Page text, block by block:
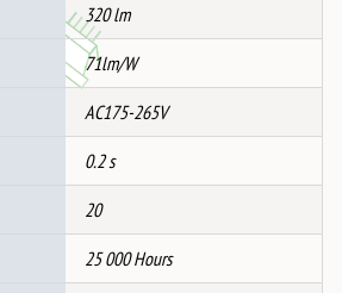
320 lm
71lm/W
AC175-265V
0.2 s
20
25 000 Hours